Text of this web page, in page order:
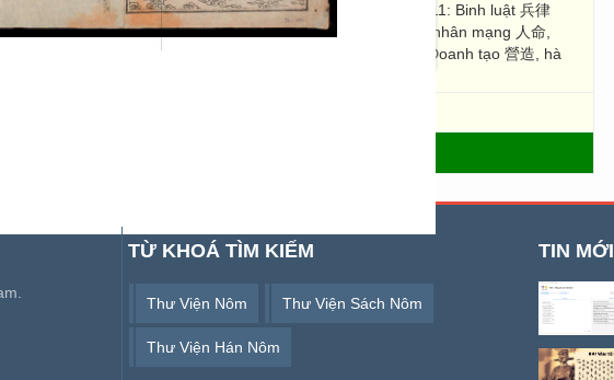
倉庫,…); q.9: Lễ luật 禮律 (Tế tự 祭祀, nghi chế 儀制); q.10-11: Binh luật 兵律
, quân chính 軍政,…); q.12-20: Hình luật 刑律 (Tặc đạo 賊盗, nhân mạng 人命,
姦, tạp phạm 雜犯, đoạn ngục 斷獄,…); q.21: Công luật 工律 (Doanh tạo 營造, hà
TỪ KHOÁ TÌM KIẾM
Thư Viện Nôm Thư Viện Sách Nôm
Thư Viện Hán Nôm
TIN MỚI